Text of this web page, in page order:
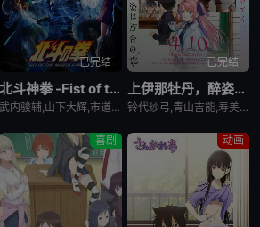
已完结
北斗神拳 -Fist of the North Star-
武内骏辅,山下大辉,市道真央
已完结
上伊那牡丹，醉姿如百合
铃代纱弓,青山吉能,寿美菜子,天海由梨奈,富田美忧,河濑茉希
喜剧 动画